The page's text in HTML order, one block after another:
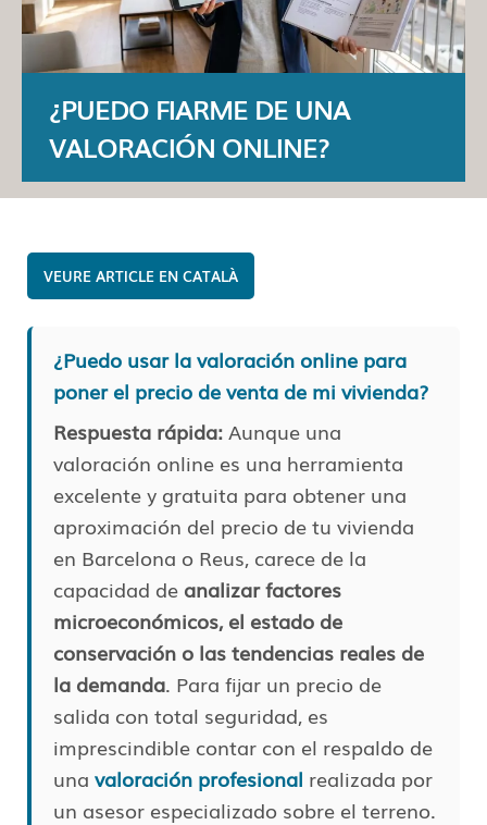
¿PUEDO FIARME DE UNA
VALORACIÓN ONLINE?
CATALÀ
¿Puedo usar la valoración online para
poner el precio de venta de mi vivienda?
Respuesta rápida: Aunque una
valoración online es una herramienta
excelente y gratuita para obtener una
aproximación del precio de tu vivienda
en Barcelona o Reus, carece de la
capacidad de analizar factores
microeconómicos, el estado de
conservación o las tendencias reales de
la demanda. Para fijar un precio de
salida con total seguridad, es
imprescindible contar con el respaldo de
una valoración profesional realizada por
un asesor especializado sobre el terreno.